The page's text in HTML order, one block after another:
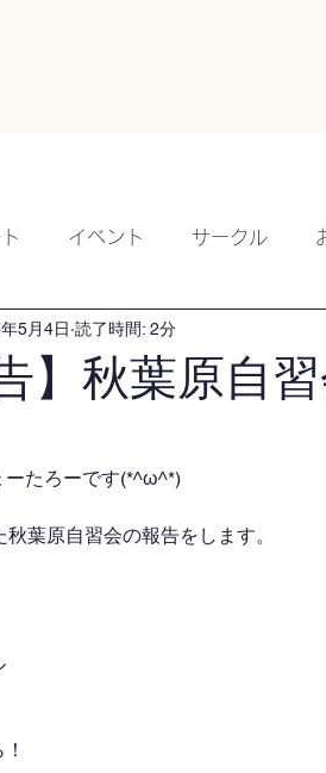
イベント サークル
】秋葉原自習
5月4日 読了時間: 2分
ーたろーです(*^ω^*)
葉原自習会の報告をします。